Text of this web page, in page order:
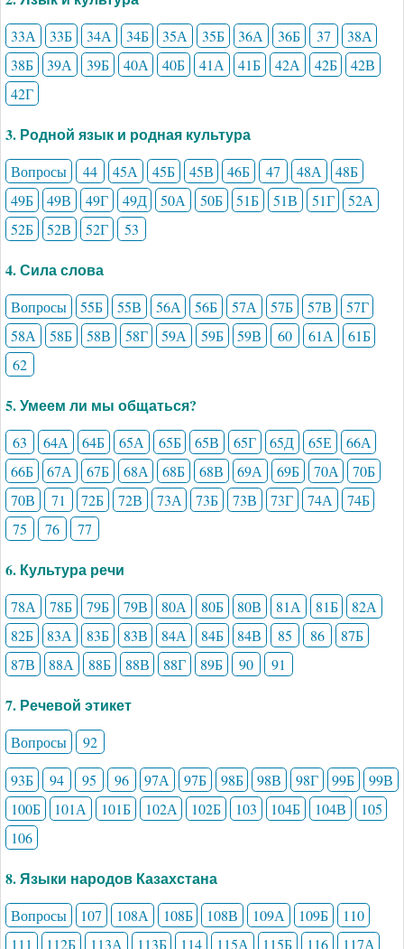
33А 33Б 34А 34Б 35А 35Б 36А 36Б 37
38А
38Б
39А 39Б 40А 40Б 41А 41Б 42А 42Б
42В
42Г
3. Родной язык и родная культура
Вопросы 44 45А 45Б 45В 46Б 47 48А
48Б
49Б
49В 49Г 49Д 50А 50Б 51Б 51В 51Г
52А
52Б
52В 52Г 53
4. Сила слова
Вопросы 55Б 55В 56А 56Б 57А 57Б 57В
57Г
58А
58Б 58В 58Г 59А 59Б 59В 60 61А
61Б
62
5. Умеем ли мы общаться?
63 64А 64Б 65А 65Б 65В 65Г 65Д 65Е
66А
66Б
67А 67Б 68А 68Б 68В 69А 69Б 70А
70Б
70В
71 72Б 72В 73А 73Б 73В 73Г 74А
74Б
75
76 77
6. Культура речи
78А 78Б 79Б 79В 80А 80Б 80В 81А 81Б
82А
82Б
83А 83Б 83В 84А 84Б 84В 85 86
87Б
87В
88А 88Б 88В 88Г 89Б 90 91
7. Речевой этикет
Вопросы
92
93Б
94 95 96 97А 97Б 98Б 98В 98Г 99Б
99В
100Б
101А 101Б 102А 102Б 103 104Б 104В
105
106
8. Языки народов Казахстана
Вопросы 107 108А 108Б 108В 109А 109Б
110
111
112Б 113А 113Б 114 115А 115Б 116 117А